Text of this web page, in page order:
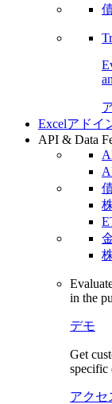
Excelアドイ
API & Data
in the
デモ
Get
specific
アクセ